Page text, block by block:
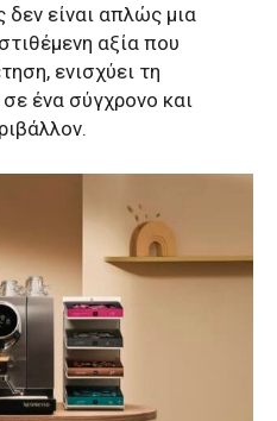
δεν είναι απλώς μια
αξία που
ενισχύει τη
ένα σύγχρονο και